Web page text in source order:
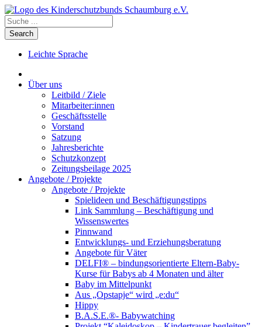
Leichte Sprache
Über uns
Leitbild / Ziele
Mitarbeiter:innen
Geschäftsstelle
Vorstand
Satzung
Jahresberichte
Schutzkonzept
Zeitungsbeilage 2025
Angebote / Projekte
Angebote / Projekte
Spielideen und Beschäftigungstipps
Link Sammlung – Beschäftigung und
Wissenswertes
Pinnwand
Entwicklungs- und Erziehungsberatung
Angebote für Väter
DELFI® – bindungsorientierte Eltern-Baby-
Kurse für Babys ab 4 Monaten und älter
Baby im Mittelpunkt
Aus „Opstapje“ wird „e:du“
Hippy
B.A.S.E.®- Babywatching